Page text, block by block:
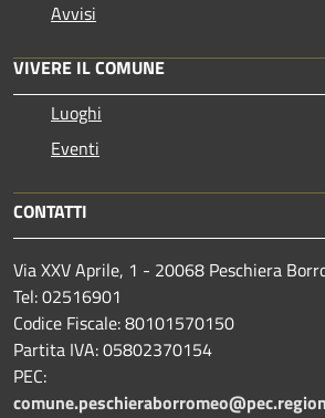
Avvisi
VIVERE IL COMUNE
Luoghi
Eventi
CONTATTI
Via XXV Aprile, 1 - 20068 Peschiera
Tel: 02516901
Codice Fiscale: 80101570150
Partita IVA: 05802370154
PEC: